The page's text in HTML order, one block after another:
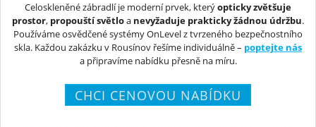
Celoskleněné zábradlí je moderní prvek, kterýopticky zvětšuje
prostor, propouští světloa nevyžaduje prakticky žádnou údržbu.
Používáme osvědčené systémy OnLevel z tvrzeného bezpečnostního
skla. Každou zakázku v Rousínov řešíme individuálně – poptejte nás
a připravíme nabídku přesně na míru.
CHCI CENOVOU NABÍDKU